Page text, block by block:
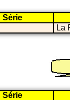
Série
La
Série